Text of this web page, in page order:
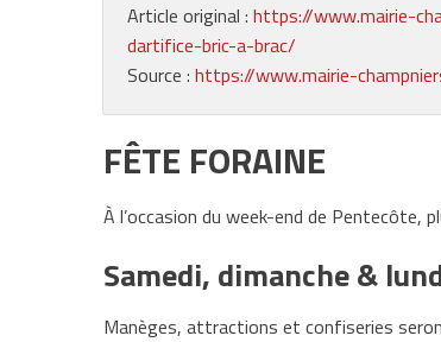
Article original : https://www.mairie-
dartifice-bric-a-brac/
Source : https://www.mairie-
FÊTE FORAINE
À l’occasion du week-end de Pentecôte,
Samedi, dimanche &
Manèges, attractions et confiseries